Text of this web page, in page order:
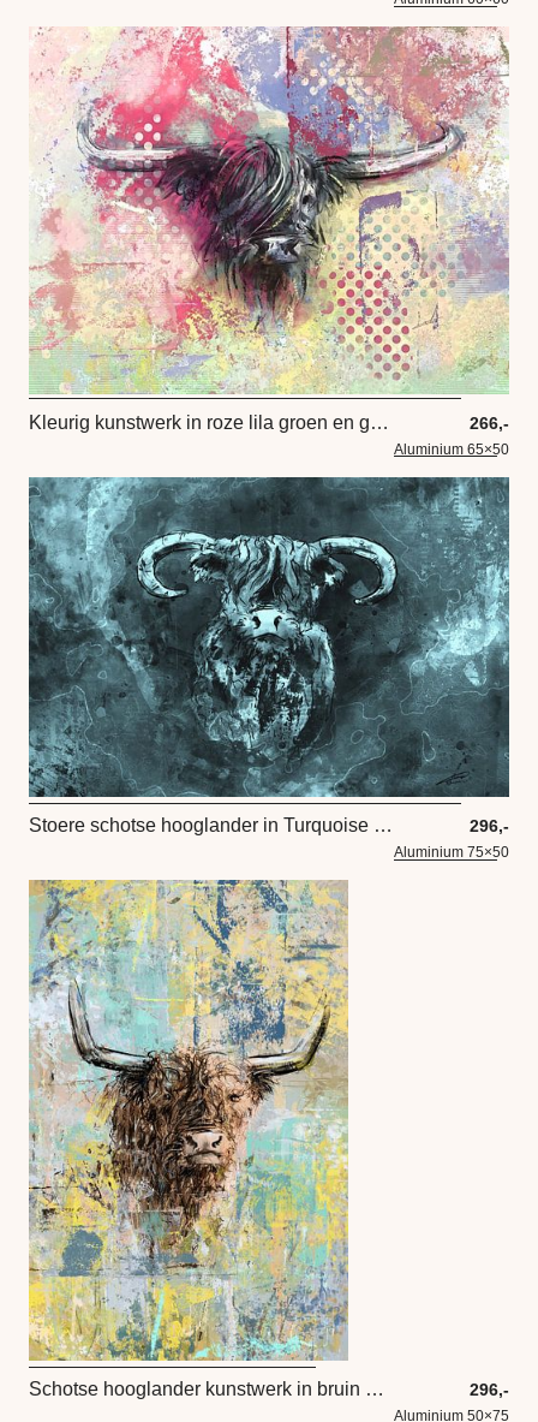
Kleurig kunstwerk in roze lila groen en geel 266,-
Aluminium 65×50
Stoere schotse hooglander in Turquoise kleur 296,-
Aluminium 75×50
Schotse hooglander kunstwerk in bruin geel mint blauw en grijs 296,-
Aluminium 50×75